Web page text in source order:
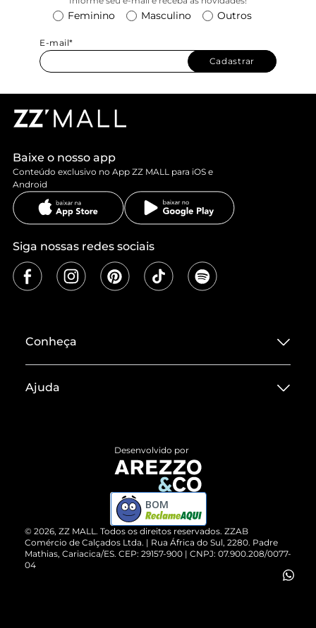
Feminino Masculino Outros
E-mail*
Cadastrar
Baixe o nosso app
Conteúdo exclusivo no App ZZ MALL para iOS e
Android
Siga nossas redes sociais
Conheça
Termos de Uso
ZZ MALL é confiável
Cartão Presente
Vendas Corporativas
Ajuda
Devolução do Produto
Compre pelo WhatsApp
© 2026, ZZ MALL. Todos os direitos reservados. ZZAB
Comércio de Calçados Ltda. | Rua África do Sul, 2280. Padre
Mathias, Cariacica/ES. CEP: 29157-900 | CNPJ: 07.900.208/0077-
04
Desenvolvido por
BOM